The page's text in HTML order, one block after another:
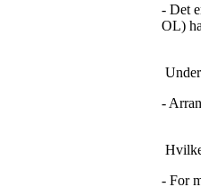
- Det
OL)
-
- For